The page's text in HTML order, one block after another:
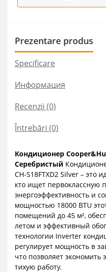
Prezentare produs
Specificare
Информация
Recenzii (0)
Întrebări (0)
Кондиционер
Серебристый
CH-S18FTXD2 Silver – это
кто ищет первоклассную
энергоэффективность и
мощностью 18000 BTU
помещений до 45 м²,
летом и эффективный
технологии Inverter
регулирует мощность в
что позволяет
тихую работу.